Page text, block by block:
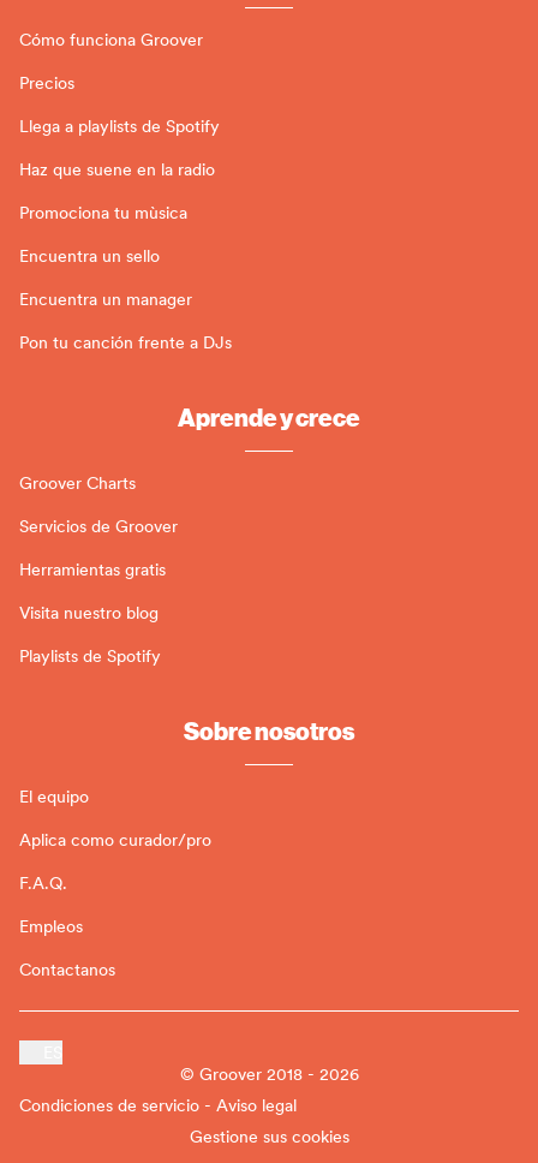
Cómo funciona Groover
Precios
Llega a playlists de Spotify
Haz que suene en la radio
Promociona tu mùsica
Encuentra un sello
Encuentra un manager
Pon tu canción frente a DJs
Aprende y crece
Groover Charts
Servicios de Groover
Herramientas gratis
Visita nuestro blog
Playlists de Spotify
Sobre nosotros
El equipo
Aplica como curador/pro
F.A.Q.
Empleos
Contactanos
© Groover 2018 - 2026
Condiciones de servicio - Aviso legal
Gestione sus cookies